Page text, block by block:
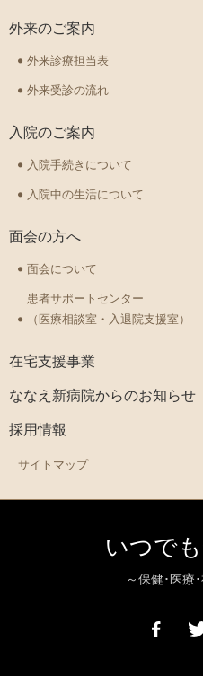
外来のご案内
外来診療担当表
外来受診の流れ
入院のご案内
入院手続きについて
入院中の生活について
面会の方へ
面会について
患者サポートセンター
（医療相談室・入退院支援室）
在宅支援事業
ななえ新病院からのお知らせ
採用情報
サイトマップ
いつで
～保健･医療